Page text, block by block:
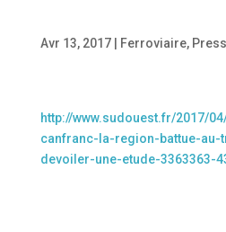
Avr 13, 2017| Ferroviaire,
http://www.sudouest.fr/2017/
canfranc-la-region-battue-
devoiler-une-etude-3363363-